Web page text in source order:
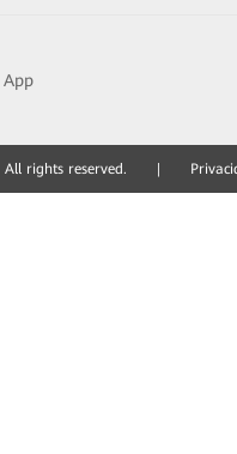
App
rights reserved.